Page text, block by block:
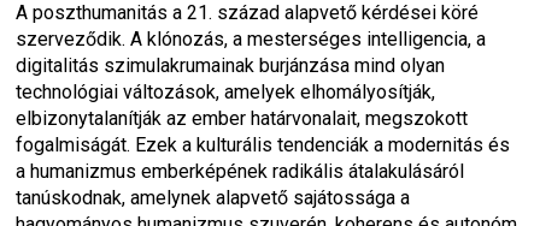
A poszthumanitás a 21. század alapvető kérdései köré
szerveződik. A klónozás, a mesterséges intelligencia, a
digitalitás szimulakrumainak burjánzása mind olyan
technológiai változások, amelyek elhomályosítják,
elbizonytalanítják az ember határvonalait, megszokott
fogalmiságát. Ezek a kulturális tendenciák a modernitás és
a humanizmus emberképének radikális átalakulásáról
tanúskodnak, amelynek alapvető sajátossága a